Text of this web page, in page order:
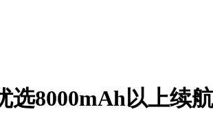
8000mAh以上续